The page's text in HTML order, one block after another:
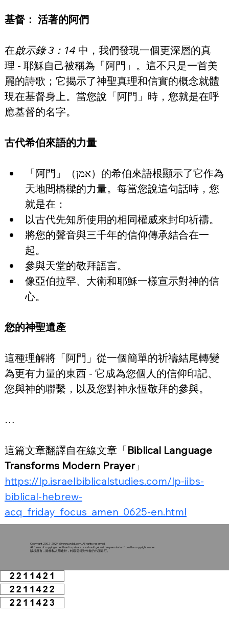
基督： 活著的阿們
在啟示錄 3：14 中，我們發現一個更深層的真
理 - 耶穌自己被稱為「阿門」。這不只是一首美
麗的詩歌；它揭示了神聖真理和信實的概念就體
現在基督身上。當您說「阿門」時，您就是在呼
應基督的名字。
古代希伯來語的力量
「阿門」（אמן）的希伯來語根顯示了它作為
天地間橋樑的力量。每當您說這句話時，您
就是在：
以古代先知所使用的相同權威來封印祈禱。
將您的聲音與三千年的信仰傳承結合在一
起。
參與天堂的敬拜語言。
像亞伯拉罕、大衛和耶穌一樣宣示對神的信
心。
您的神聖遺產
這種理解將「阿門」從一個簡單的祈禱結尾轉變
為更有力量的東西 - 它成為您個人的信仰印記、
您與神的聯繫，以及您對神永恆敬拜的參與。
…
這篇文章翻譯自在線文章「Biblical Language
Transforms Modern Prayer」
https://lp.israelbiblicalstudies.com/lp-iibs-
biblical-hebrew-
acq_friday_focus_amen_0625-en.html
Copyright 2002-2024 @www.ysljdj.com. All rights reserved.
All forms of copying other than for private use should get written permission from the copyright owner
版权所有，除作私人用途外，转载需得到作者的书面许可。